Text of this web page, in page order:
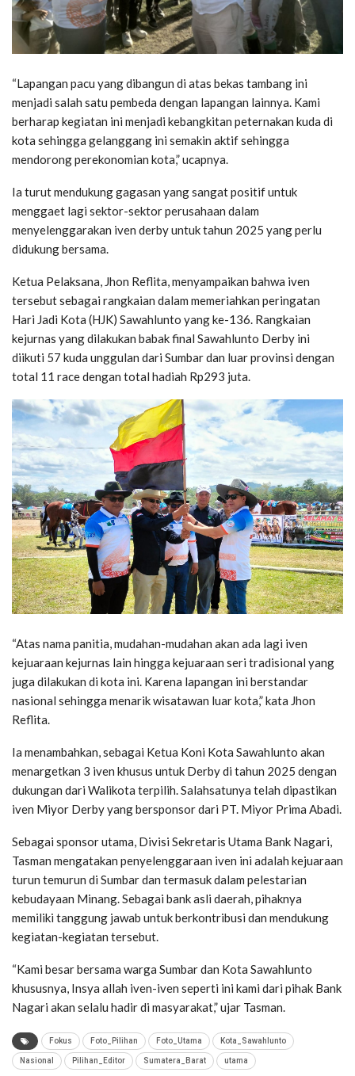
“Lapangan pacu yang dibangun di atas bekas tambang ini
menjadi salah satu pembeda dengan lapangan lainnya. Kami
berharap kegiatan ini menjadi kebangkitan peternakan kuda di
kota sehingga gelanggang ini semakin aktif sehingga
mendorong perekonomian kota,” ucapnya.
Ia turut mendukung gagasan yang sangat positif untuk
menggaet lagi sektor-sektor perusahaan dalam
menyelenggarakan iven derby untuk tahun 2025 yang perlu
didukung bersama.
Ketua Pelaksana, Jhon Reflita, menyampaikan bahwa iven
tersebut sebagai rangkaian dalam memeriahkan peringatan
Hari Jadi Kota (HJK) Sawahlunto yang ke-136. Rangkaian
kejurnas yang dilakukan babak final Sawahlunto Derby ini
diikuti 57 kuda unggulan dari Sumbar dan luar provinsi dengan
total 11 race dengan total hadiah Rp293 juta.
“Atas nama panitia, mudahan-mudahan akan ada lagi iven
kejuaraan kejurnas lain hingga kejuaraan seri tradisional yang
juga dilakukan di kota ini. Karena lapangan ini berstandar
nasional sehingga menarik wisatawan luar kota,” kata Jhon
Reflita.
Ia menambahkan, sebagai Ketua Koni Kota Sawahlunto akan
menargetkan 3 iven khusus untuk Derby di tahun 2025 dengan
dukungan dari Walikota terpilih. Salahsatunya telah dipastikan
iven Miyor Derby yang bersponsor dari PT. Miyor Prima Abadi.
Sebagai sponsor utama, Divisi Sekretaris Utama Bank Nagari,
Tasman mengatakan penyelenggaraan iven ini adalah kejuaraan
turun temurun di Sumbar dan termasuk dalam pelestarian
kebudayaan Minang. Sebagai bank asli daerah, pihaknya
memiliki tanggung jawab untuk berkontribusi dan mendukung
kegiatan-kegiatan tersebut.
“Kami besar bersama warga Sumbar dan Kota Sawahlunto
khususnya, Insya allah iven-iven seperti ini kami dari pihak Bank
Nagari akan selalu hadir di masyarakat,” ujar Tasman.
Fokus Foto_Pilihan Foto_Utama Kota_Sawahlunto
Nasional Pilihan_Editor Sumatera_Barat utama